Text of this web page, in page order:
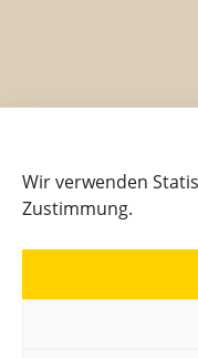
Wir verwenden
Zustimmung.